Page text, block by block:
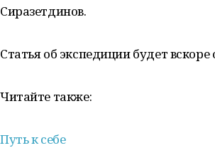
Сиразетдинов.
Статья об экспедиции будет
Читайте также:
Путь к себе